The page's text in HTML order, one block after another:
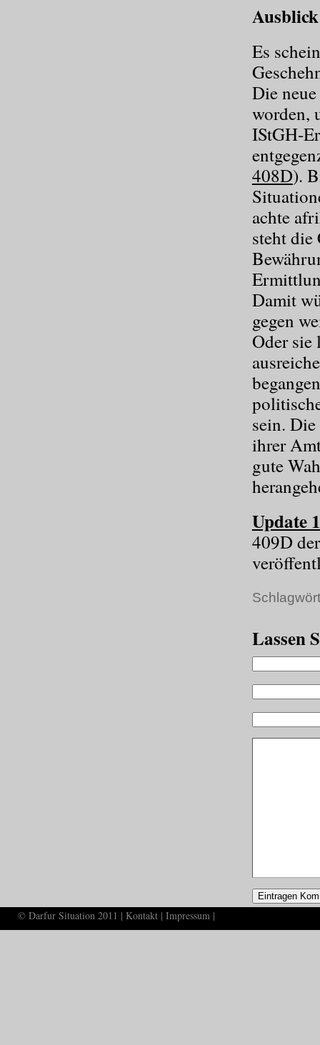
Ausblick
Es
Die
worden,
IStGH-
408D).
achte
steht die
Damit
gegen
Oder sie
sein.
ihrer
gute
Update
409D
Lassen
© Darfur Situation 2011 | Kontakt | Impressum |